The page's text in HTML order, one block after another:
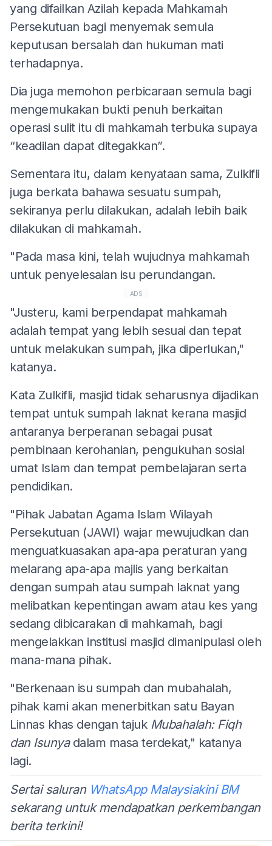
yang difailkan Azilah kepada Mahkamah
Persekutuan bagi menyemak semula
keputusan bersalah dan hukuman mati
terhadapnya.
Dia juga memohon perbicaraan semula bagi
mengemukakan bukti penuh berkaitan
operasi sulit itu di mahkamah terbuka supaya
“keadilan dapat ditegakkan”.
Sementara itu, dalam kenyataan sama, Zulkifli
juga berkata bahawa sesuatu sumpah,
sekiranya perlu dilakukan, adalah lebih baik
dilakukan di mahkamah.
"Pada masa kini, telah wujudnya mahkamah
untuk penyelesaian isu perundangan.
ADS
"Justeru, kami berpendapat mahkamah
adalah tempat yang lebih sesuai dan tepat
untuk melakukan sumpah, jika diperlukan,"
katanya.
Kata Zulkifli, masjid tidak seharusnya dijadikan
tempat untuk sumpah laknat kerana masjid
antaranya berperanan sebagai pusat
pembinaan kerohanian, pengukuhan sosial
umat Islam dan tempat pembelajaran serta
pendidikan.
"Pihak Jabatan Agama Islam Wilayah
Persekutuan (JAWI) wajar mewujudkan dan
menguatkuasakan apa-apa peraturan yang
melarang apa-apa majlis yang berkaitan
dengan sumpah atau sumpah laknat yang
melibatkan kepentingan awam atau kes yang
sedang dibicarakan di mahkamah, bagi
mengelakkan institusi masjid dimanipulasi oleh
mana-mana pihak.
"Berkenaan isu sumpah dan mubahalah,
pihak kami akan menerbitkan satu Bayan
Linnas khas dengan tajuk Mubahalah: Fiqh
dan Isunyadalam masa terdekat," katanya
lagi.
Sertai saluran WhatsApp Malaysiakini BM
sekarang untuk mendapatkan perkembangan
berita terkini!